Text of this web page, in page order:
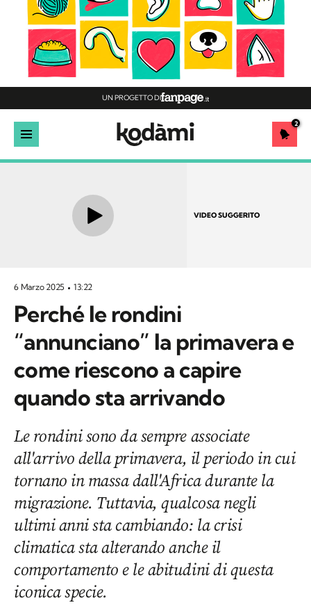
UN PROGETTO DI
2
VIDEO SUGGERITO
6 Marzo 2025 13:22
Perché le rondini
“annunciano” la primavera e
come riescono a capire
quando sta arrivando
Le rondini sono da sempre associate
all'arrivo della primavera, il periodo in cui
tornano in massa dall'Africa durante la
migrazione. Tuttavia, qualcosa negli
ultimi anni sta cambiando: la crisi
climatica sta alterando anche il
comportamento e le abitudini di questa
iconica specie.